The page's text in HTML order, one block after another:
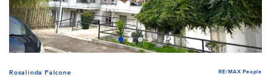
Rosalinda Falcone RE/MAX People